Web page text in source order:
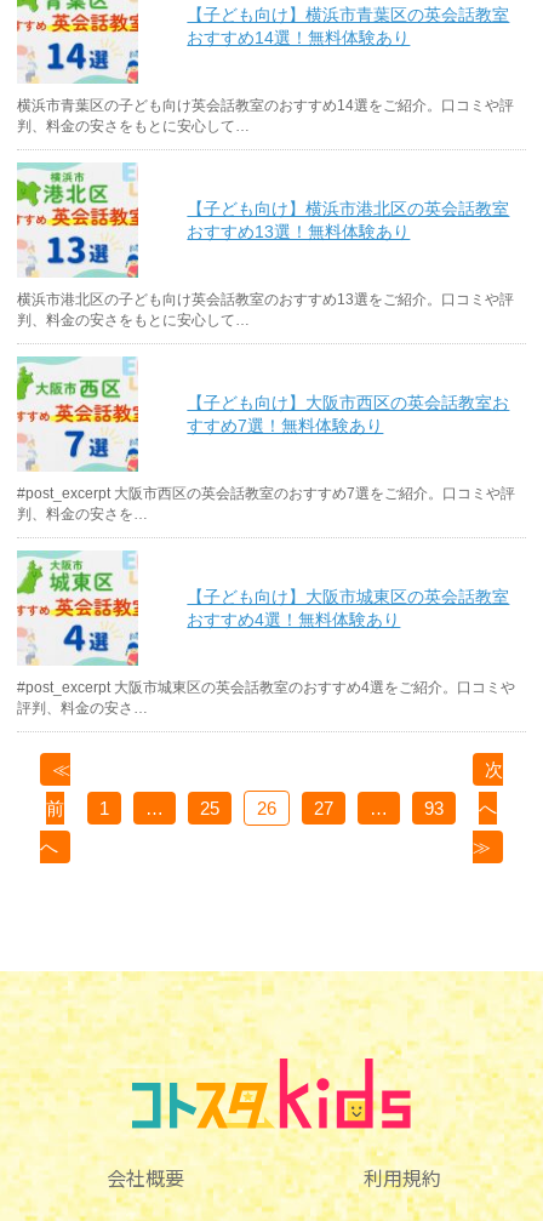
【子ども向け】横浜市青葉区の英会話教室
おすすめ14選！無料体験あり
横浜市青葉区の子ども向け英会話教室のおすすめ14選をご紹介。口コミや評
判、料金の安さをもとに安心して…
【子ども向け】横浜市港北区の英会話教室
おすすめ13選！無料体験あり
横浜市港北区の子ども向け英会話教室のおすすめ13選をご紹介。口コミや評
判、料金の安さをもとに安心して…
【子ども向け】大阪市西区の英会話教室お
すすめ7選！無料体験あり
#post_excerpt 大阪市西区の英会話教室のおすすめ7選をご紹介。口コミや評
判、料金の安さを…
【子ども向け】大阪市城東区の英会話教室
おすすめ4選！無料体験あり
#post_excerpt 大阪市城東区の英会話教室のおすすめ4選をご紹介。口コミや
評判、料金の安さ…
≪
前
へ
1 … 25 26 27 … 93
次
へ
≫
会社概要 利用規約